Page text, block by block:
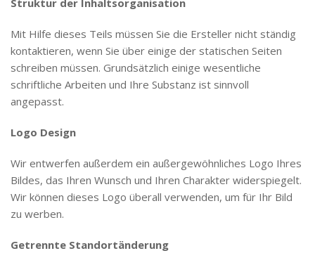
Mit Hilfe dieses Teils müssen Sie die Ersteller nicht ständig
kontaktieren, wenn Sie über einige der statischen Seiten
schreiben müssen. Grundsätzlich einige wesentliche
schriftliche Arbeiten und Ihre Substanz ist sinnvoll
angepasst.
Logo Design
Wir entwerfen außerdem ein außergewöhnliches Logo Ihres
Bildes, das Ihren Wunsch und Ihren Charakter widerspiegelt.
Wir können dieses Logo überall verwenden, um für Ihr Bild
zu werben.
Getrennte Standortänderung